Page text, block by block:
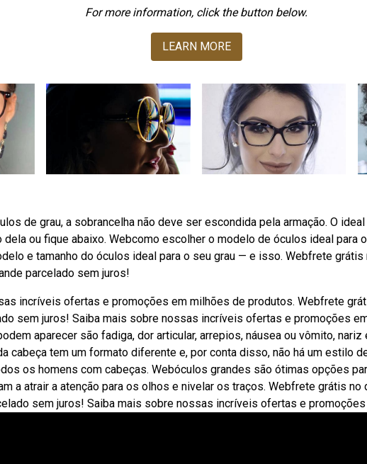
For more information, click the button below.
LEARN MORE
de grau, a sobrancelha não deve ser escondida pela armação. O
dela ou fique abaixo. Webcomo escolher o modelo de óculos ideal para
e tamanho do óculos ideal para o seu grau — e isso. Webfrete grátis
parcelado sem juros!
incríveis ofertas e promoções em milhões de produtos. Webfrete
sem juros! Saiba mais sobre nossas incríveis ofertas e promoções
aparecer são fadiga, dor articular, arrepios, náusea ou vômito,
cabeça tem um formato diferente e, por conta disso, não há um estilo
os homens com cabeças. Webóculos grandes são ótimas opções
a atrair a atenção para os olhos e nivelar os traços. Webfrete grátis no
sem juros! Saiba mais sobre nossas incríveis ofertas e